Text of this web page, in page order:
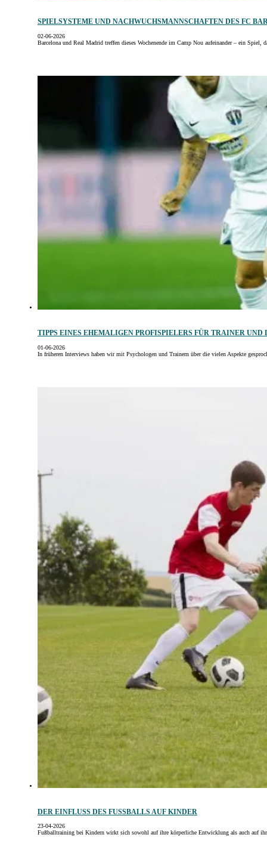
SPIELSYSTEME UND NACHWUCHSMANNSCHAFTEN DES FC
02-06-2026
Barcelona und Real Madrid treffen dieses Wochenende im Camp Nou aufeinander – ein Spiel,
TIPPS EINES EHEMALIGEN PROFISPIELERS FÜR TRAINER UND
01-06-2026
In früheren Interviews haben wir mit Psychologen und Trainern über die vielen Aspekte
DER EINFLUSS DES FUSSBALLS AUF KINDER
23-04-2026
Fußballtraining bei Kindern wirkt sich sowohl auf ihre körperliche Entwicklung als auch auf